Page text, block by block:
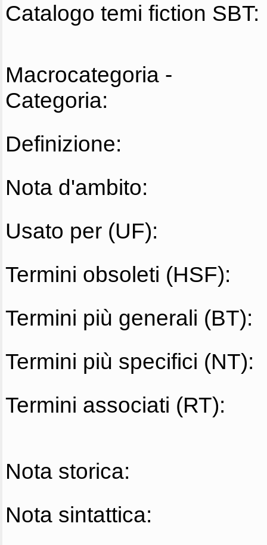
Catalogo temi fiction SBT:
Macrocategoria -
Categoria:
Definizione:
Nota d'ambito:
Usato per (UF):
Termini obsoleti (HSF):
Termini più generali (BT):
Termini più specifici (NT):
Termini associati (RT):
Nota storica:
Nota sintattica: